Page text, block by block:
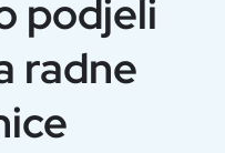
podjeli
radne